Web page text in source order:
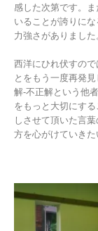
感した次第です。
いることが誇りに
力強さがありました。
西洋にひれ伏すの
とをもう一度再発
解-不正解という他
をもっと大切にす
しさせて頂いた言
方を心がけていきた